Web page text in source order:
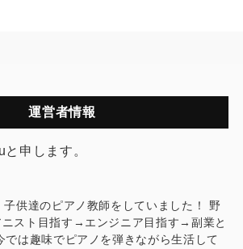
運営者情報
申します。
子供達のピアノ教師をしていました！ 野
スト目指す→エンジニア目指す→副業と
では趣味でピアノを弾きながら生活して